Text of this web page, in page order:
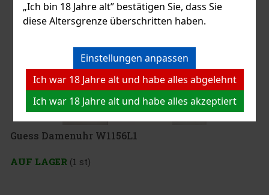
„Ich bin 18 Jahre alt” bestätigen Sie, dass Sie
diese Altersgrenze überschritten haben.
Einstellungen anpassen
Ich war 18 Jahre alt und habe alles abgelehnt
Ich war 18 Jahre alt und habe alles akzeptiert
Guess Damenuhr W1156L1
AUF LAGER (1 st)